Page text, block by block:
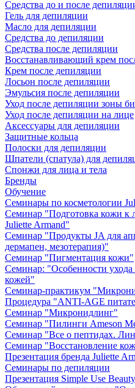
Средства до и после
Гель для депиляции
Масло для депиляции
Средства до депиляции
Средства после депиляции
Восстанавливающий крем
Крем после депиляции
Лосьон после депиляции
Эмульсия после депиляции
Уход после депиляции зоны
Уход после депиляции на лице
Аксессуары для депиляции
Защитные кольца
Полоски для депиляции
Шпатели (спатула) для
Спонжи для лица и тела
Бренды
Обучение
Семинары по косметологии
Семинар "Подготовка кожи к
Juliette Armand"
Семинар "Продукты JA для
дермапен, мезотерапия)"
Семинар "Пигментация кожи"
Семинар: "Особенности
кожей"
Семинар-практикум
Процедура "ANTI-AGE
Семинар "Микронидлинг"
Семинар "Пилинги Ameson
Семинар "Все о пептидах.
Семинар "Восстановление
Презентация бренда Juliette
Семинары по депиляции
Презентация Simple Use